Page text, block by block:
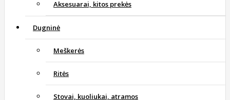
Aksesuarai, kitos prekės
Dugninė
Meškerės
Ritės
Stovai, kuoliukai, atramos